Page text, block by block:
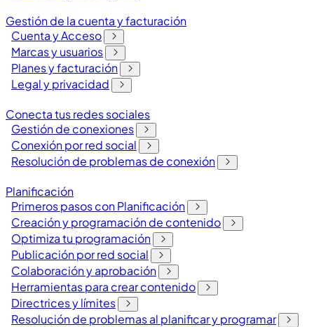
Gestión de la cuenta y facturación
Cuenta y Acceso
Marcas y usuarios
Planes y facturación
Legal y privacidad
Conecta tus redes sociales
Gestión de conexiones
Conexión por red social
Resolución de problemas de conexión
Planificación
Primeros pasos con Planificación
Creación y programación de contenido
Optimiza tu programación
Publicación por red social
Colaboración y aprobación
Herramientas para crear contenido
Directrices y límites
Resolución de problemas al planificar y programar